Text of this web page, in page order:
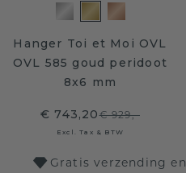
Hanger Toi et Moi OVL
OVL 585 goud peridoot
8x6 mm
€ 743,20€ 929,-
Excl. Tax & BTW
Gratis verzending